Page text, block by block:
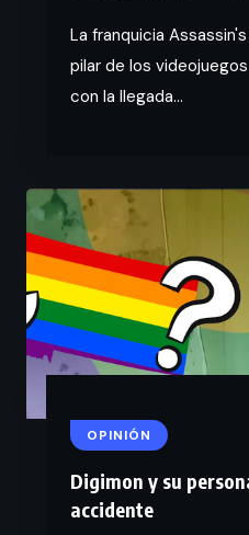
La franquicia
pilar de los
con la llegada...
OPINIÓN
Digimon y su
accidente